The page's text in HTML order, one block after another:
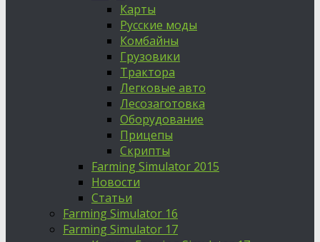
Карты
Русские моды
Комбайны
Грузовики
Трактора
Легковые авто
Лесозаготовка
Оборудование
Прицепы
Скрипты
Farming Simulator 2015
Новости
Статьи
Farming Simulator 16
Farming Simulator 17